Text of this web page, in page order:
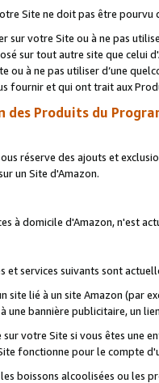
Site ne doit pas être
sur votre Site ou à ne pas
sur tout autre site que celui
ou à ne pas utiliser d’une
fournir et qui ont trait aux
des Produits du
réserve des ajouts et
un Site d'Amazon.
à domicile d'Amazon, n'est
et services suivants sont
site lié à un site Amazon (par
une bannière publicitaire, un
votre Site si vous êtes une
fonctionne pour le compte
boissons alcoolisées ou les